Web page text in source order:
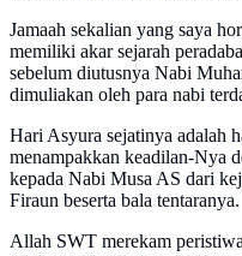
Jamaah sekalian yang saya
memiliki akar sejarah
sebelum diutusnya Nabi
dimuliakan oleh para nabi
Hari Asyura sejatinya adalah
menampakkan keadilan-Nya
kepada Nabi Musa AS dari
Firaun beserta bala tentaranya.
Allah SWT merekam